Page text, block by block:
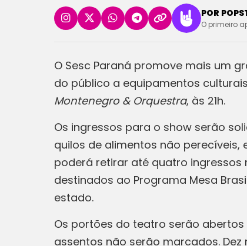
POR
O primeiro
O Sesc Paraná promove mais um
do público a equipamentos
Montenegro & Orquestra, às 21h.
Os ingressos para o show serão
quilos de alimentos não perecíveis,
poderá retirar até quatro
destinados ao Programa Mesa
estado.
Os portões do teatro serão
assentos não serão marcados.